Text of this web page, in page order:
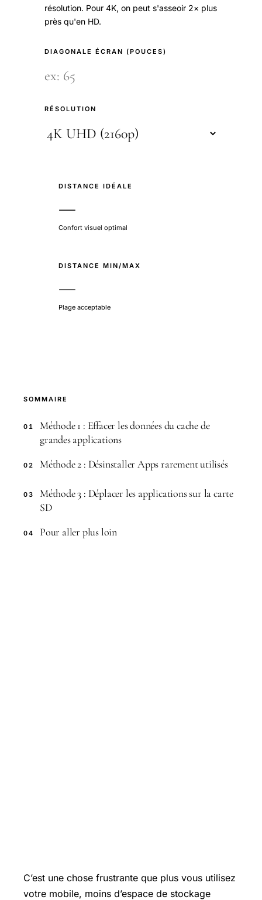
résolution. Pour 4K, on peut s'asseoir 2× plus
près qu'en HD.
DIAGONALE ÉCRAN (POUCES)
RÉSOLUTION
DISTANCE IDÉALE
—
Confort visuel optimal
DISTANCE MIN/MAX
—
Plage acceptable
SOMMAIRE
01
Méthode 1 : Effacer les données du cache de
grandes applications
02 Méthode 2 : Désinstaller Apps rarement utilisés
03
Méthode 3 : Déplacer les applications sur la carte
SD
04 Pour aller plus loin
C’est une chose frustrante que plus vous utilisez
votre mobile, moins d’espace de stockage